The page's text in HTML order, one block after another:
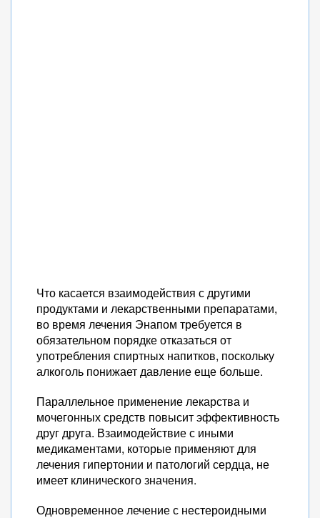
Что касается взаимодействия с другими
продуктами и лекарственными препаратами,
во время лечения Энапом требуется в
обязательном порядке отказаться от
употребления спиртных напитков, поскольку
алкоголь понижает давление еще больше.
Параллельное применение лекарства и
мочегонных средств повысит эффективность
друг друга. Взаимодействие с иными
медикаментами, которые применяют для
лечения гипертонии и патологий сердца, не
имеет клинического значения.
Одновременное лечение с нестероидными